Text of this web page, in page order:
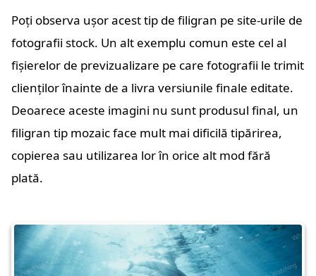
Poți observa ușor acest tip de filigran pe site-urile de
fotografii stock. Un alt exemplu comun este cel al
fișierelor de previzualizare pe care fotografii le trimit
clienților înainte de a livra versiunile finale editate.
Deoarece aceste imagini nu sunt produsul final, un
filigran tip mozaic face mult mai dificilă tipărirea,
copierea sau utilizarea lor în orice alt mod fără
plată.